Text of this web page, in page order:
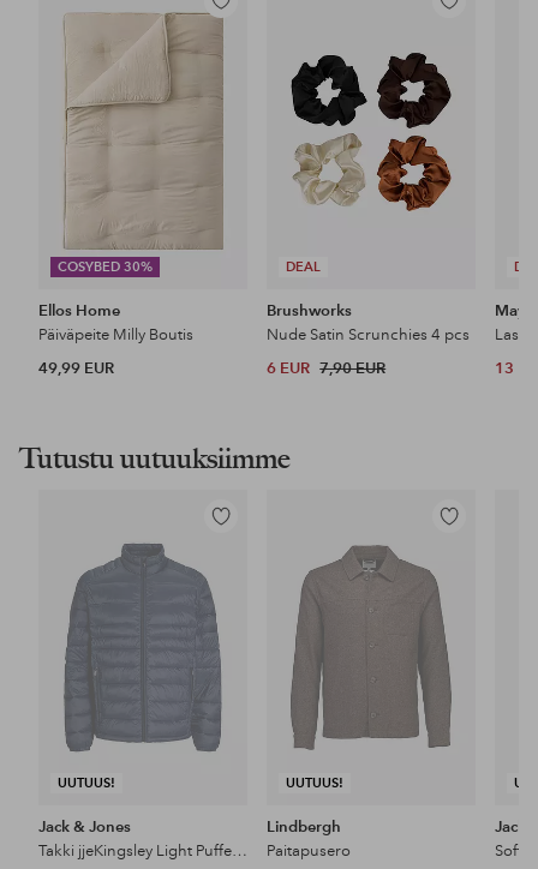
COSYBED 30%
Lisää
Ellos Home
Päiväpeite Milly Boutis
49,99 EUR
DEAL
Lisää
Brushworks
Nude Satin Scrunchies 4 pcs
6 EUR 7,90 EUR 13
Tutustu uutuuksiimme
UUTUUS!
Lisää
Jack & Jones
Takki jjeKingsley Light Puffer Collar
UUTUUS!
Lisää
Lindbergh
Paitapusero
Jack